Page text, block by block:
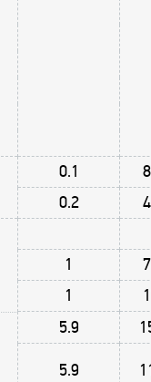
0.1
0.2
1
1
5.9
5.9